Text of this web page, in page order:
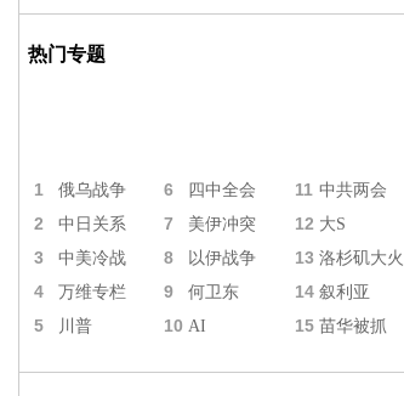
热门专题
1 俄乌战争 6 四中全会 11 中共两会
2 中日关系 7 美伊冲突 12 大S
3 中美冷战 8 以伊战争 13 洛杉矶大火
4 万维专栏 9 何卫东 14 叙利亚
5 川普 10 AI 15 苗华被抓